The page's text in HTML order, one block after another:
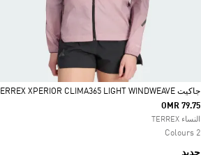
Selected
جاكيت TERREX XPERIOR CLIMA365 LIGHT WINDWEAVE
OMR 79.75
النساء TERREX
2 Colours
جديد